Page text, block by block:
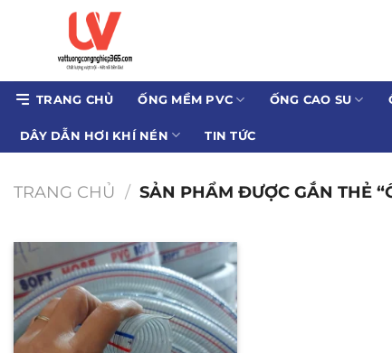
dung
TRANG CHỦ ỐNG MỀM PVC ỐNG CAO SU
DÂY DẪN HƠI KHÍ NÉN TIN TỨC
TRANG CHỦ / SẢN PHẨM ĐƯỢC GẮN THẺ